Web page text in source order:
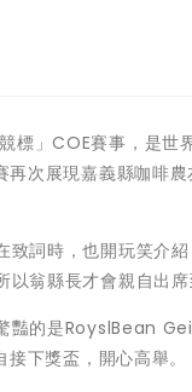
」COE賽事，是世
次展現嘉義縣咖啡
詞時，也開玩笑介
翁縣長才會親自出席
豔的是RoyslBean
下獎盃，開心高舉。